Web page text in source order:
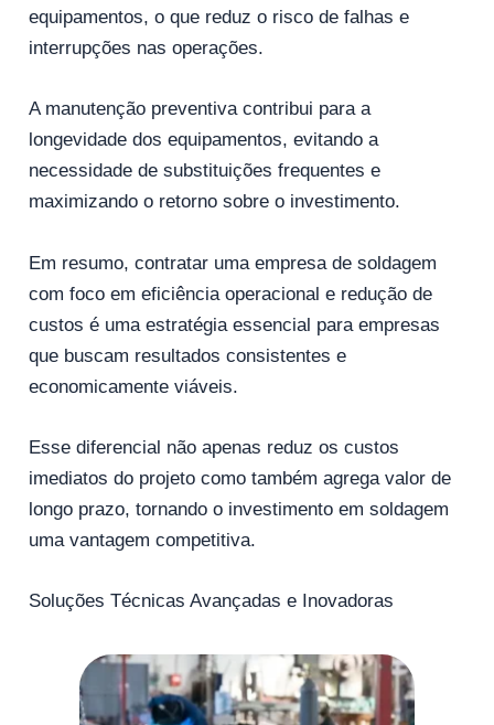
equipamentos, o que reduz o risco de falhas e
interrupções nas operações.
A manutenção preventiva contribui para a
longevidade dos equipamentos, evitando a
necessidade de substituições frequentes e
maximizando o retorno sobre o investimento.
Em resumo, contratar uma empresa de soldagem
com foco em eficiência operacional e redução de
custos é uma estratégia essencial para empresas
que buscam resultados consistentes e
economicamente viáveis.
Esse diferencial não apenas reduz os custos
imediatos do projeto como também agrega valor de
longo prazo, tornando o investimento em soldagem
uma vantagem competitiva.
Soluções Técnicas Avançadas e Inovadoras